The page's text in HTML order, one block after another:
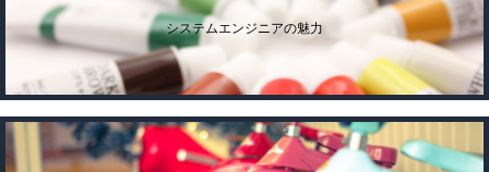
システムエンジニアの魅力